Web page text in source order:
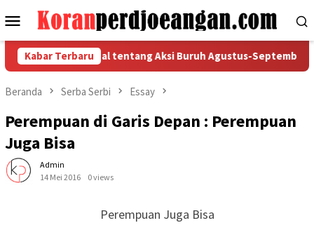
ke
Menu
Mobile
Kabar Terbaru
Said Iqbal tentang Aksi Buruh Agustus-September 2026
Beranda Serba Serbi Essay
Perempuan di Garis Depan : Perempuan
Juga Bisa
Admin
14 Mei 2016
0 views
Perempuan Juga Bisa